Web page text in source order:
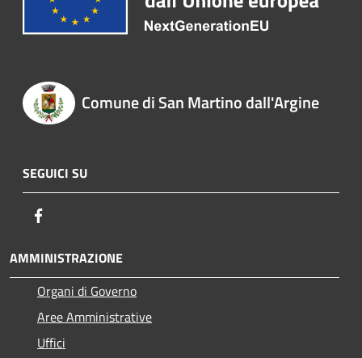
Comune di San Martino dall'Argine
SEGUICI SU
AMMINISTRAZIONE
Organi di Governo
Aree Amministrative
Uffici